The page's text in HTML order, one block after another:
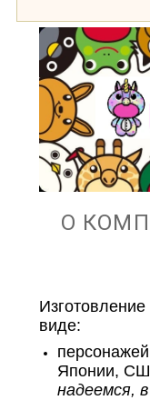
О
виде:
Японии,
надеемся,